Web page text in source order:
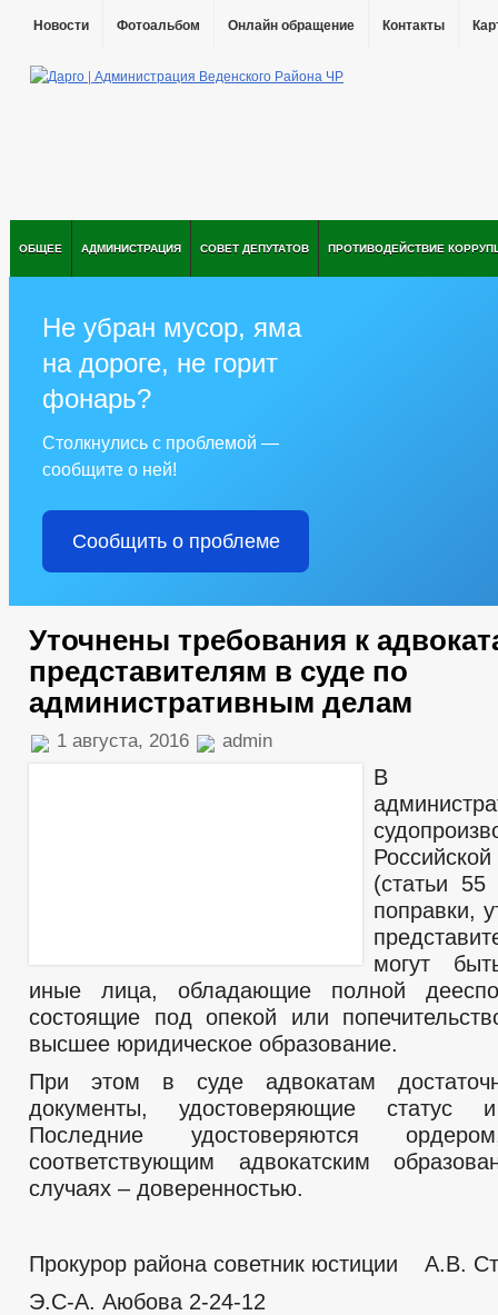
Новости Фотоальбом Онлайн обращение Контакты
ОБЩЕЕ АДМИНИСТРАЦИЯ СОВЕТ ДЕПУТАТОВ ПРОТИВОДЕЙСТВИЕ
Не убран мусор, яма
на дороге, не горит
фонарь?
Столкнулись с проблемой —
сообщите о ней!
Сообщить о проблеме
Уточнены требования к
представителям в суде по
административным делам
1 августа, 2016 admin
В
(статьи
поправки,
могут
иные лица, обладающие полной
состоящие под опекой или
высшее юридическое образование.
При этом в суде адвокатам
документы, удостоверяющие статус
Последние удостоверяются
соответствующим адвокатским
случаях – доверенностью.
Прокурор района советник юстиции А.В.
Э.С-А. Аюбова 2-24-12